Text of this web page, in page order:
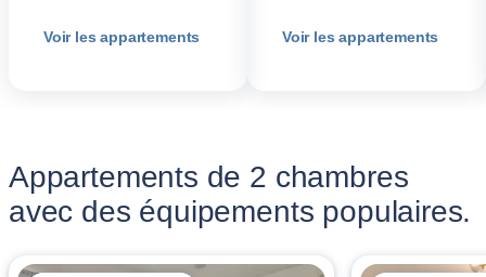
Voir les appartements Voir les appartements
Appartements de 2 chambres
avec des équipements populaires.